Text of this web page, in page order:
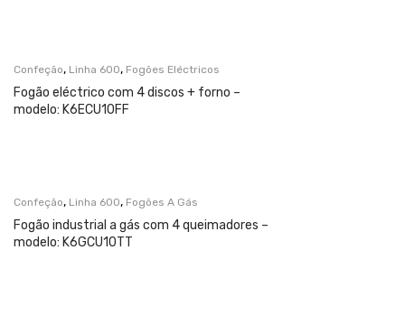
Confeção, Linha 600, Fogões Eléctricos
Fogão eléctrico com 4 discos + forno –
modelo: K6ECU10FF
Confeção, Linha 600, Fogões A Gás
Fogão industrial a gás com 4 queimadores –
modelo: K6GCU10TT